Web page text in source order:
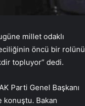
millet odaklı
öncü bir rolünü
topluyor” dedi.
Parti Genel Başkanı
konuştu. Bakan